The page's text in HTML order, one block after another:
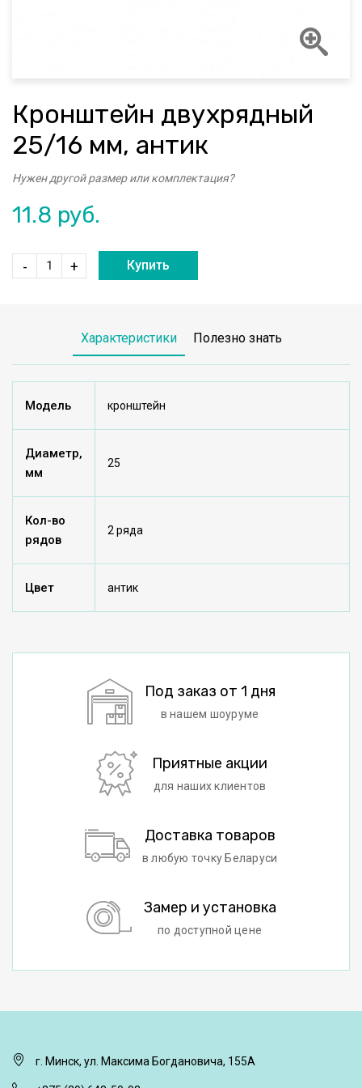
Кронштейн двухрядный
25/16 мм, антик
Нужен другой размер или комплектация?
11.8 руб.
- + Купить
Характеристики Полезно знать
Модель кронштейн
Диаметр,
мм
25
Кол-во
рядов
2 ряда
Цвет антик
Под заказ от 1 дня
в нашем шоуруме
Приятные акции
для наших клиентов
Доставка товаров
в любую точку Беларуси
Замер и установка
по доступной цене
г. Минск, ул. Максима Богдановича, 155А